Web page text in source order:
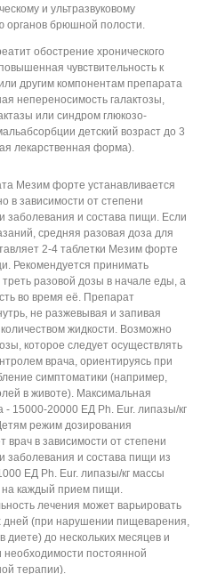
и ультразвуковому
органов брюшной полости.
обострение хронического
чувствительность к
другим компонентам препарата
непереносимость галактозы,
или синдром глюкозо-
детский возраст до 3
лекарственная форма).
Мезим форте устанавливается
в зависимости от степени
заболевания и состава пищи. Если
средняя разовая доза для
2-4 таблетки Мезим форте
Рекомендуется принимать
разовой дозы в начале еды, а
во время её. Препарат
не разжевывая и запивая
жидкости. Возможно
которое следует осуществлять
врача, ориентируясь при
симптоматики (например,
в животе). Максимальная
- 15000-20000 ЕД Ph. Eur. липазы/кг
режим дозирования
врач в зависимости от степени
заболевания и состава пищи из
ЕД Ph. Eur. липазы/кг массы
на каждый прием пищи.
лечения может варьировать
дней (при нарушении пищеварения,
диете) до нескольких месяцев и
необходимости постоянной
терапии).